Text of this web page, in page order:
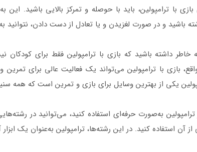
با ترامپولین، باید با حوصله و تمرکز بالایی باشید.
باشید و در صورت لغزیدن و یا تعادل از دست دادن، نتوانید
خاطر داشته باشید که بازی با ترامپولین فقط برای کودکان
بازی با ترامپولین می‌تواند یک فعالیت عالی برای
یکی از بهترین وسایل برای بازی و تمرین است که همه
به‌صورت حرفه‌ای استفاده کنید، می‌توانید در
آن استفاده کنید. در این رشته‌ها، ترامپولین به‌عنوان یک